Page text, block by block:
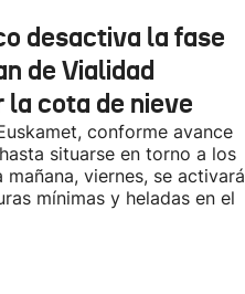
desactiva la fase
de Vialidad
cota de nieve
conforme avance
situarse en torno a los
viernes, se activará
mínimas y heladas en el